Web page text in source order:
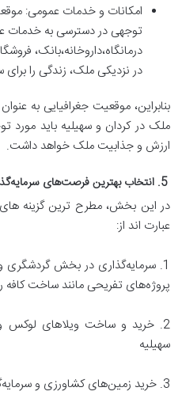
امکانات و خدمات عمومی:
توجهی در دسترسی به خدمات
درمانگاه،داروخانه،بانک،
در نزدیکی ملک، زندگی را
بنابراین، موقعیت جغرافیایی به
ملک در کردان و سهیلیه باید مورد
ارزش و جذابیت ملک خواهد داشت.
5. انتخاب بهترین فرصت‌های سرمایه‌گذاری
در این بخش، مطرح ترین گزینه های
عبارت اند از:
1. سرمایه‌گذاری در بخش گردشگری
پروژه‌های تفریحی مانند ساخت کافه
2. خرید و ساخت ویلاهای لوکس
سهیلیه
3. خرید زمین‌های کشاورزی و سرمایه‌گذاری در صنعت کشاورزی